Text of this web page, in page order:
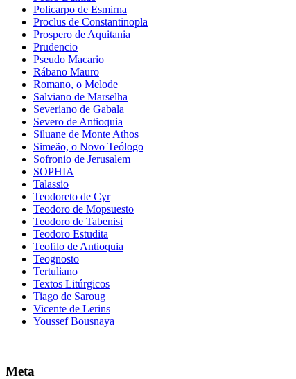
Policarpo de Esmirna
Proclus de Constantinopla
Prospero de Aquitania
Prudencio
Pseudo Macario
Rábano Mauro
Romano, o Melode
Salviano de Marselha
Severiano de Gabala
Severo de Antioquia
Siluane de Monte Athos
Simeão, o Novo Teólogo
Sofronio de Jerusalem
SOPHIA
Talassio
Teodoreto de Cyr
Teodoro de Mopsuesto
Teodoro de Tabenisi
Teodoro Estudita
Teofilo de Antioquia
Teognosto
Tertuliano
Textos Litúrgicos
Tiago de Saroug
Vicente de Lerins
Youssef Bousnaya
Meta